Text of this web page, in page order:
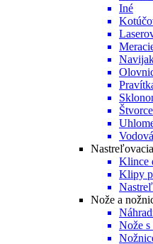
Iné
Štvorce
Klince
Klipy
Nože a
Nože